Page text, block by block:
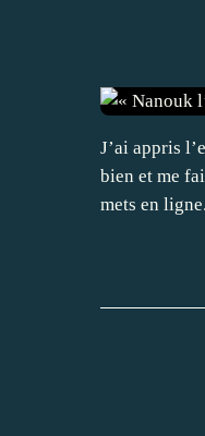
J’ai appris
bien et me
mets en